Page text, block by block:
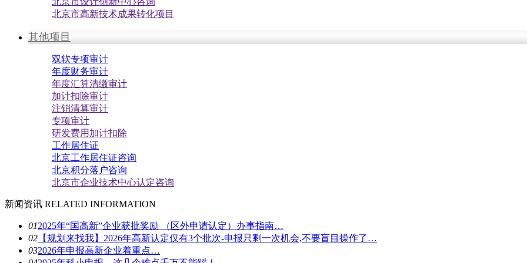
北京市高新技术成果转化项目
其他项目
双软专项审计
年度财务审计
年度汇算清缴审计
加计扣除审计
注销清算审计
专项审计
研发费用加计扣除
工作居住证
北京工作居住证咨询
北京积分落户咨询
北京市企业技术中心认定咨询
新闻资讯 RELATED INFORMATION
012025年“国高新”企业获批奖励 （区外申请认定）办事指南…
02 【规划来找我】2026年高新认定仅有3个批次-申报只剩一次机会,不要盲目操作了…
032026年申报高新企业着重点…